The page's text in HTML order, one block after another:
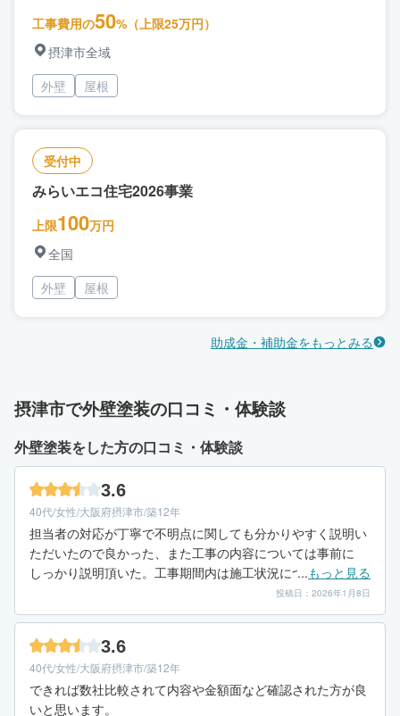
工事費用の50%（上限25万円）
摂津市全域
外壁
屋根
受付中
みらいエコ住宅2026事業
上限100万円
全国
外壁
屋根
助成金・補助金をもっとみる
摂津市で外壁塗装の口コミ・体験談
外壁塗装をした方の口コミ・体験談
3.6
40代/女性/大阪府摂津市/築12年
担当者の対応が丁寧で不明点に関しても分かりやすく説明い
ただいたので良かった、また工事の内容については事前に
しっかり説明頂いた。工事期間内は施工状況について細かく
報告頂いていたので確認でき安心できました。
...もっと見る
投稿日：2026年1月8日
3.6
40代/女性/大阪府摂津市/築12年
できれば数社比較されて内容や金額面など確認された方が良
いと思います。